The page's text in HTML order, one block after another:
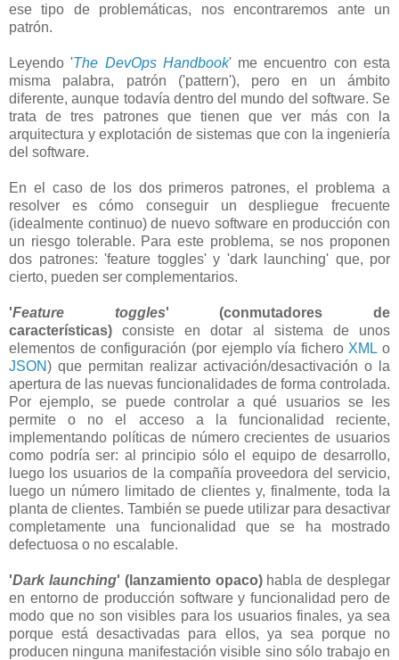
ese tipo de problemáticas, nos encontraremos ante un
patrón.
Leyendo 'The DevOps Handbook' me encuentro con esta
misma palabra, patrón ('pattern'), pero en un ámbito
diferente, aunque todavía dentro del mundo del software. Se
trata de tres patrones que tienen que ver más con la
arquitectura y explotación de sistemas que con la ingeniería
del software.
En el caso de los dos primeros patrones, el problema a
resolver es cómo conseguir un despliegue frecuente
(idealmente continuo) de nuevo software en producción con
un riesgo tolerable. Para este problema, se nos proponen
dos patrones: 'feature toggles' y 'dark launching' que, por
cierto, pueden ser complementarios.
'Feature toggles' (conmutadores de
características) consiste en dotar al sistema de unos
elementos de configuración (por ejemplo vía fichero XML o
JSON) que permitan realizar activación/desactivación o la
apertura de las nuevas funcionalidades de forma controlada.
Por ejemplo, se puede controlar a qué usuarios se les
permite o no el acceso a la funcionalidad reciente,
implementando políticas de número crecientes de usuarios
como podría ser: al principio sólo el equipo de desarrollo,
luego los usuarios de la compañía proveedora del servicio,
luego un número limitado de clientes y, finalmente, toda la
planta de clientes. También se puede utilizar para desactivar
completamente una funcionalidad que se ha mostrado
defectuosa o no escalable.
'Dark launching' (lanzamiento opaco) habla de desplegar
en entorno de producción software y funcionalidad pero de
modo que no son visibles para los usuarios finales, ya sea
porque está desactivadas para ellos, ya sea porque no
producen ninguna manifestación visible sino sólo trabajo en